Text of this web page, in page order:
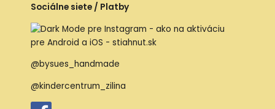
Sociálne siete / Platby
@bysues_handmade
@kindercentrum_zilina